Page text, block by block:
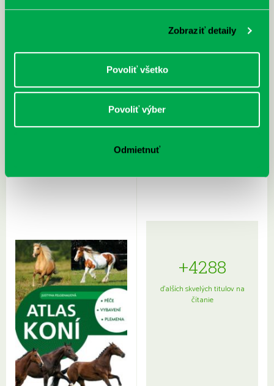
Zobraziť detaily
Povoliť všetko
Povoliť výber
Odmietnuť
Rudź, Przemyslaw: Atlas hviezd:
Hardy, Paula: Japonsko na tanieri:
+4288
ďalších skvelých titulov na
čítanie